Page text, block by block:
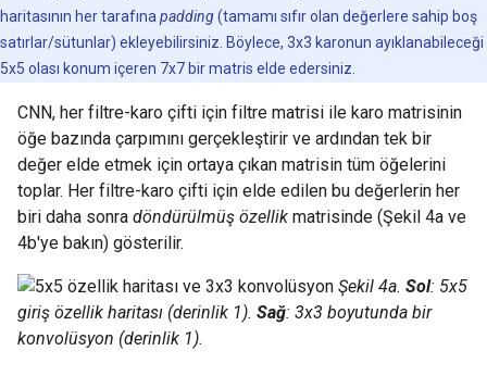
haritasının her tarafına padding(tamamı sıfır olan değerlere sahip boş
satırlar/sütunlar) ekleyebilirsiniz. Böylece, 3x3 karonun ayıklanabileceği
5x5 olası konum içeren 7x7 bir matris elde edersiniz.
CNN, her filtre-karo çifti için filtre matrisi ile karo matrisinin
öğe bazında çarpımını gerçekleştirir ve ardından tek bir
değer elde etmek için ortaya çıkan matrisin tüm öğelerini
toplar. Her filtre-karo çifti için elde edilen bu değerlerin her
biri daha sonra döndürülmüş özellik matrisinde (Şekil 4a ve
4b'ye bakın) gösterilir.
Şekil 4a. Sol: 5x5
giriş özellik haritası (derinlik 1). Sağ: 3x3 boyutunda bir
konvolüsyon (derinlik 1).